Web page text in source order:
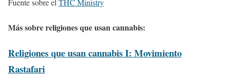
Fuente sobre elTHC Ministry
Más sobrereligiones que usan cannabis:
Religiones que usan cannabis I: Movimiento
Rastafari